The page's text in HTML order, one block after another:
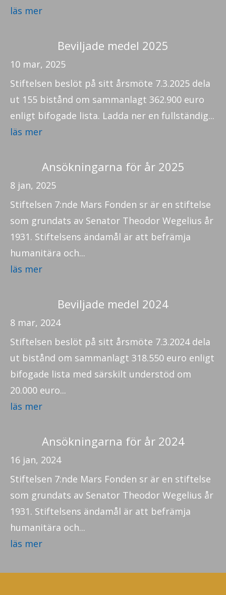
läs mer
Beviljade medel 2025
10 mar, 2025
Stiftelsen beslöt på sitt årsmöte 7.3.2025 dela
ut 155 bistånd om sammanlagt 362.900 euro
enligt bifogade lista. Ladda ner en fullständig...
läs mer
Ansökningarna för år 2025
8 jan, 2025
Stiftelsen 7:nde Mars Fonden sr är en stiftelse
som grundats av Senator Theodor Wegelius år
1931. Stiftelsens ändamål är att befrämja
humanitära och...
läs mer
Beviljade medel 2024
8 mar, 2024
Stiftelsen beslöt på sitt årsmöte 7.3.2024 dela
ut bistånd om sammanlagt 318.550 euro enligt
bifogade lista med särskilt understöd om
20.000 euro...
läs mer
Ansökningarna för år 2024
16 jan, 2024
Stiftelsen 7:nde Mars Fonden sr är en stiftelse
som grundats av Senator Theodor Wegelius år
1931. Stiftelsens ändamål är att befrämja
humanitära och...
läs mer